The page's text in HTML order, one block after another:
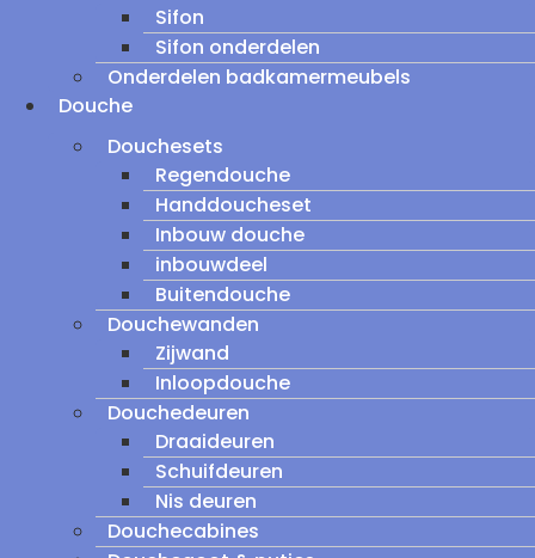
Sifon
Sifon onderdelen
Onderdelen badkamermeubels
Douche
Douchesets
Regendouche
Handdoucheset
Inbouw douche
inbouwdeel
Buitendouche
Douchewanden
Zijwand
Inloopdouche
Douchedeuren
Draaideuren
Schuifdeuren
Nis deuren
Douchecabines